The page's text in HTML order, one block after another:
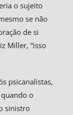
o sujeito
se não
de si
Miller, “isso
psicanalistas,
o
sinistro